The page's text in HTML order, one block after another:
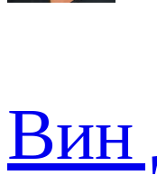
Вин